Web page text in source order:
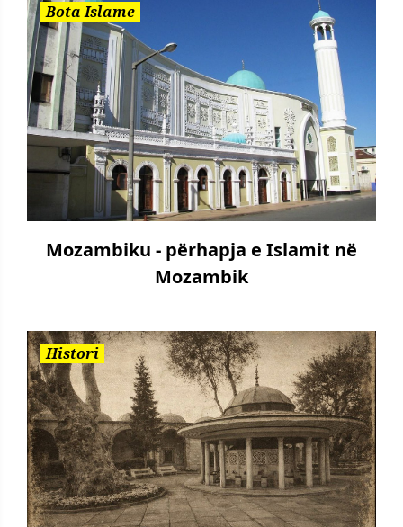
Bota Islame
Mozambiku - përhapja e Islamit në
Mozambik
Histori